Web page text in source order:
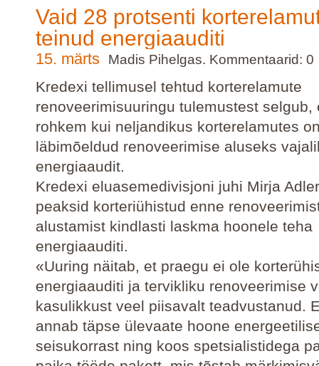
Vaid 28 protsenti
teinud energiaauditi
15. märts Madis Pihelgas. Kommentaarid: 0
Kredexi tellimusel tehtud korterelamute
renoveerimisuuringu tulemustest selgub,
rohkem kui neljandikus korterelamutes
läbimõeldud renoveerimise aluseks
energiaaudit.
Kredexi eluasemedivisjoni juhi Mirja
peaksid korteriühistud enne
alustamist kindlasti laskma hoonele teha
energiaauditi.
«Uuring näitab, et praegu ei ole
energiaauditi ja tervikliku renoveerimise
kasulikkust veel piisavalt teadvustanud.
annab täpse ülevaate hoone
seisukorrast ning koos spetsialistidega